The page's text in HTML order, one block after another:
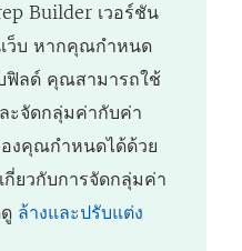
Builder เวอร์ชัน
เว็บ หากคุณกำหนด
ฟิลด์ คุณสามารถใช้
ะจัดกลุ่มค่ากับค่า
งคุณกำหนดได้ด้วย
กี่ยวกับการจัดกลุ่มค่า
ล้างและปรับแต่ง